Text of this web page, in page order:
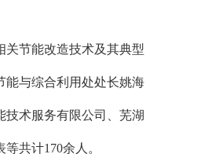
关节能改造技术及其典型
能与综合利用处处长姚海
术服务有限公司、芜湖
共计170余人。